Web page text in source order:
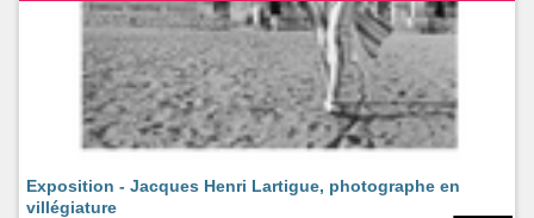
Exposition - Jacques Henri Lartigue, photographe en
villégiature